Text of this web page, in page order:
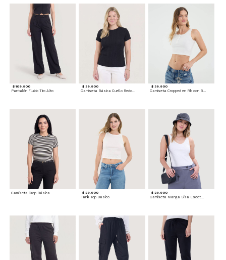
$ 109.900
Pantalón Fluido Tiro Alto
$ 39.900
Camiseta Básica Cuello Redondo
$ 39.900
Camiseta Cropped en Rib con Botones
Camiseta Crop Básica $ 29.900
Tank Top Basico
$ 29.900
Camiseta Manga Sisa Escotada